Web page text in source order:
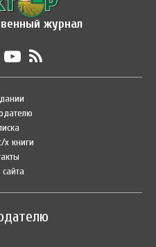
журнал
х книги